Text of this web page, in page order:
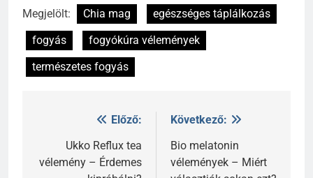
Megjelölt: Chia mag
egészséges táplálkozás
fogyás
fogyókúra vélemények
természetes fogyás
Bejegyzés
navigáció
Előző:
Ukko Reflux tea
vélemény – Érdemes
Következő:
Bio melatonin
vélemények – Miért